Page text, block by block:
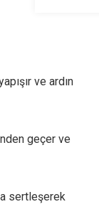
ve ardın
geçer ve
sertleşerek